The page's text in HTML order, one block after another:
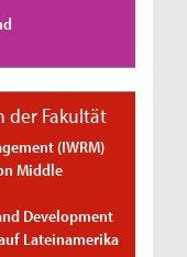
der Fakultät
(IWRM)
Middle
Development
Lateinamerika